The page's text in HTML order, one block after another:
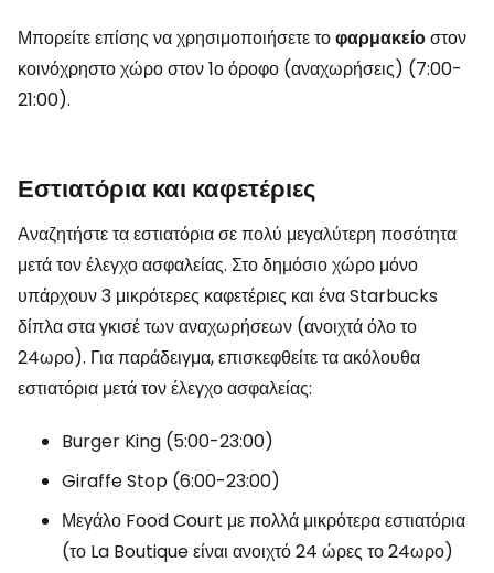
Μπορείτε επίσης να χρησιμοποιήσετε τοφαρμακείοστον
κοινόχρηστο χώρο στον 1ο όροφο (αναχωρήσεις) (7:00-
21:00).
Εστιατόρια και καφετέριες
Αναζητήστε τα εστιατόρια σε πολύ μεγαλύτερη ποσότητα
μετά τον έλεγχο ασφαλείας. Στο δημόσιο χώρο μόνο
υπάρχουν 3 μικρότερες καφετέριες και ένα Starbucks
δίπλα στα γκισέ των αναχωρήσεων (ανοιχτά όλο το
24ωρο). Για παράδειγμα, επισκεφθείτε τα ακόλουθα
εστιατόρια μετά τον έλεγχο ασφαλείας:
Burger King (5:00-23:00)
Giraffe Stop (6:00-23:00)
Μεγάλο Food Court με πολλά μικρότερα εστιατόρια
(το La Boutique είναι ανοιχτό 24 ώρες το 24ωρο)